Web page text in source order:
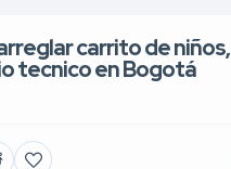
carrito de niños,
tecnico en Bogotá